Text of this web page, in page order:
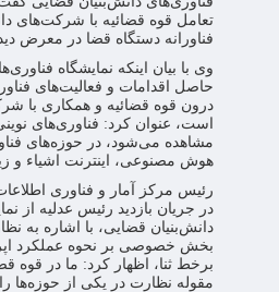
تعامل قوه قضائیه با شرکت‌های
فناورانه دستگاه قضا در معرض
وی با بیان اینکه نمایشگاه
حاصل اقدامات و فعالیت‌های
درون قوه قضائیه و همکاری با
است، عنوان کرد: فناوری‌های
مشاهده می‌شود، در حوزه‌های
هوش مصنوعی، اینترنت اشیاء و
رئیس مرکز آمار و فناوری
در جریان بازدید رئیس عدلیه از
دانش‌بنیان قضایی، با اشاره به
بخش خصوصی بر نحوه عملکرد
برخط ثنا، اظهار کرد: ما در قوه
مقوله نظارت در یکی از